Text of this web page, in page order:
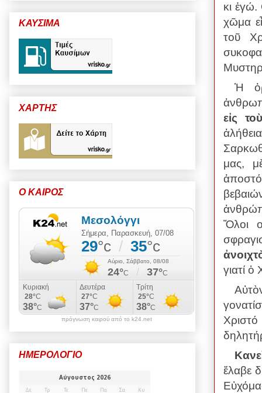
κι
χῶμα
τοῦ
Ἡ
εἰς
μας,
Ὅλοι
γιατί
ἔλαβε
ΚΑΥΣΙΜΑ
ΧΑΡΤΗΣ
Ο ΚΑΙΡΟΣ
πρόγνωση καιρού από το k24.net
ΗΜΕΡΟΛΟΓΙΟ